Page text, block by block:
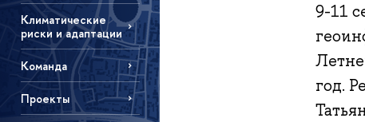
Климатические
риски и адаптации
Команда
Проекты
9-11
год.